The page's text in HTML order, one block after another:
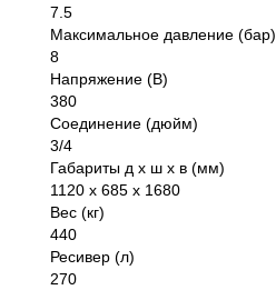
7.5
Максимальное давление (бар)
8
Напряжение (В)
380
Соединение (дюйм)
3/4
Габариты д х ш х в (мм)
1120 х 685 х 1680
Вес (кг)
440
Ресивер (л)
270